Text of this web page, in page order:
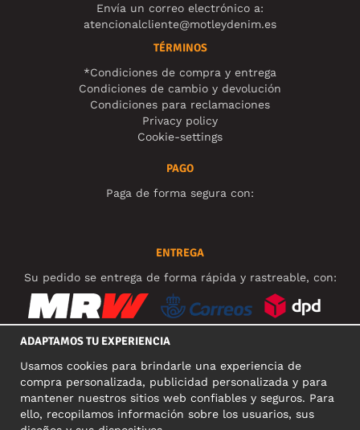
Envía un correo electrónico a:
atencionalcliente@motleydenim.es
TÉRMINOS
*Condiciones de compra y entrega
Condiciones de cambio y devolución
Condiciones para reclamaciones
Privacy policy
Cookie-settings
PAGO
Paga de forma segura con:
ENTREGA
Su pedido se entrega de forma rápida y rastreable, con:
REDES SOCIALES
ADAPTAMOS TU EXPERIENCIA
Usamos cookies para brindarle una experiencia de
compra personalizada, publicidad personalizada y para
mantener nuestros sitios web confiables y seguros. Para
ello, recopilamos información sobre los usuarios, sus